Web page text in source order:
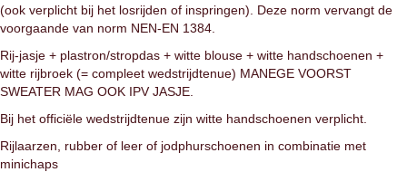
(ook verplicht bij het losrijden of inspringen). Deze norm vervangt de
voorgaande van norm NEN-EN 1384.
Rij-jasje + plastron/stropdas + witte blouse + witte handschoenen +
witte rijbroek (= compleet wedstrijdtenue) MANEGE VOORST
SWEATER MAG OOK IPV JASJE.
Bij het officiële wedstrijdtenue zijn witte handschoenen verplicht.
Rijlaarzen, rubber of leer of jodphurschoenen in combinatie met
minichaps